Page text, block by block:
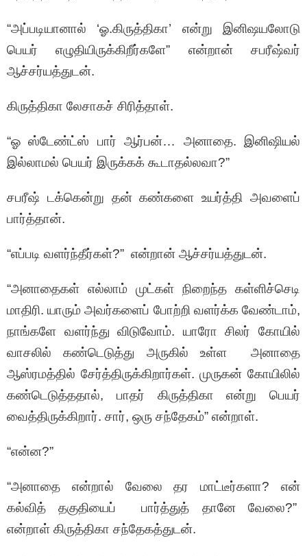
“அப்படியானால் ‘ஓ.கிருத்திகா’ என்று இனிஷயலோடு
பெயர் எழுதியிருக்கிறீர்களே” என்றான் சபரீஷ்வர்
ஆச்சர்யத்துடன்.
கிருத்திகா லேசாகச் சிரித்தாள்.
“ஓ ஸ்டேண்ட்ஸ் பார் ஆர்பன்… அனாதை. இனிஷியல்
இல்லாமல் பெயர் இருக்கக் கூடாதல்லவா?”
சபரீஷ் டக்கென்று தன் கண்களை உயர்த்தி அவளைப்
பார்த்தான்.
“எப்படி வளர்ந்தீர்கள்?” என்றான் ஆச்சர்யத்துடன்.
“அனாதைகள் எல்லாம் முட்கள் நிறைந்த கள்ளிச்செடி
மாதிரி. யாரும் அவர்களைப் போற்றி வளர்க்க வேண்டாம்,
நாங்களே வளர்ந்து விடுவோம். யாரோ சிலர் கோயில்
வாசலில் கண்டெடுத்து அருகில் உள்ள அனாதை
ஆஸ்ரமத்தில் சேர்த்திருக்கிறார்கள். முருகன் கோயிலில்
கண்டெடுத்ததால், பாதர் கிருத்திகா என்று பெயர்
வைத்திருக்கிறார். சார், ஒரு சந்தேகம்” என்றாள்.
“என்ன?”
“அனாதை என்றால் வேலை தர மாட்டீர்களா? என்
கல்வித் தகுதியைப் பார்த்துத் தானே வேலை?”
என்றாள் கிருத்திகா சந்தேகத்துடன்.